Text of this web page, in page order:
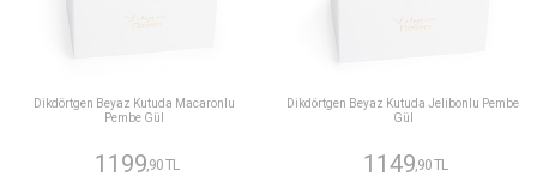
Dikdörtgen Beyaz Kutuda Macaronlu
Pembe Gül
1199 ,90 TL
Dikdörtgen Beyaz Kutuda Jelibonlu Pembe
Gül
1149 ,90 TL